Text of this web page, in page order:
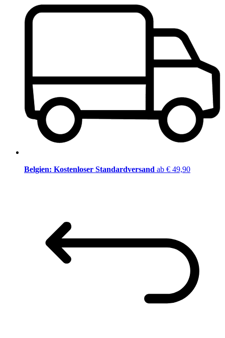
Belgien: Kostenloser Standardversand ab € 49,90